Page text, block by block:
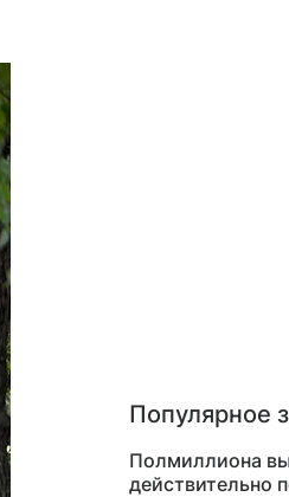
Популярное
Полмиллиона
действительно